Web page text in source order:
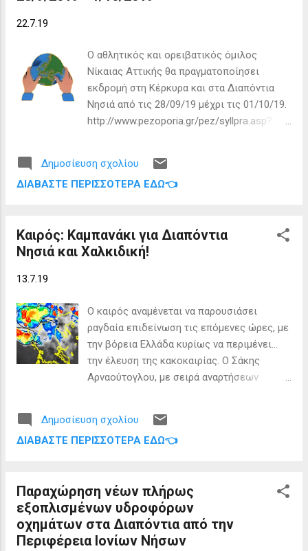
02/08/2019 Δ.Ε. Εσπερίων – Θιναλίων
Δευτέρα 05/08/2019 Δ.Ε. Κασσωπαίων
Τρίτη 06/08/2019 Δ.Ε. Εσπερίων Πέμπτη
08/08/2019 Διαπόντια Νησιά, Παρασκευή
09/08/2019 Διαπόντια Νησιά, Δευτέρα
Δ.Ε. Αχιλλείων Τετάρτη 14/08/2019 Δ.Ε.
Παρελίων Ενημερώνουν πως η
22.7.19
Ο αθλητικός και ορειβατικός όμιλος
Νίκαιας Αττικής θα πραγματοποίησει
εκδρομή στη Κέρκυρα και στα Διαπόντια
Νησιά από τις 28/09/19 μέχρι τις 01/10/19.
http://www.pezoporia.gr/pez/syllpra.asp?
Δημοσίευση σχολίου
ΔΙΑΒΆΣΤΕ ΠΕΡΙΣΣΌΤΕΡΑ ΕΔΏ👈
Καιρός: Καμπανάκι για Διαπόντια
Νησιά και Χαλκιδική!
13.7.19
Ο καιρός αναμένεται να παρουσιάσει
ραγδαία επιδείνωση τις επόμενες ώρες, με
την βόρεια Ελλάδα κυρίως να περιμένει…
την έλευση της κακοκαιρίας. Ο Σάκης
Αρναούτογλου, με σειρά αναρτήσεων
ακόμα σχετικά μακριά απο την κεντρική
Μακεδονία (μέσα στον κύκλο οι σταυροί
Ιονιο (Κέρκυρα) και Ηπειρο…Κινούμενες
ελαφρώς ανατολικά- νοτιοανατολικά θα
πρεπει χοντρικά μέχρι περίπου τα
μεσάνυχτα και μετά να επηρεάσουν βορειο
Δημοσίευση σχολίου
ΔΙΑΒΆΣΤΕ ΠΕΡΙΣΣΌΤΕΡΑ ΕΔΏ👈
Παραχώρηση νέων πλήρως
εξοπλισμένων υδροφόρων
οχημάτων στα Διαπόντια από την
Περιφέρεια Ιονίων Νήσων